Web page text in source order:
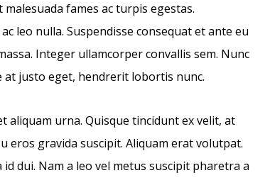
fames ac turpis egestas.
leo nulla. Suspendisse consequat et ante eu
Integer ullamcorper convallis sem. Nunc
at justo eget, hendrerit lobortis nunc.
aliquam urna. Quisque tincidunt ex velit, at
eros gravida suscipit. Aliquam erat volutpat.
dui. Nam a leo vel metus suscipit pharetra a